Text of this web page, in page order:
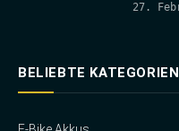
27.
BELIEBTE KATEGORIEN